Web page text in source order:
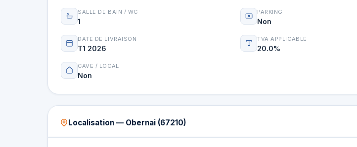
SALLE DE BAIN / WC
1
PARKING
Non
DATE DE LIVRAISON
T1 2026
TVA APPLICABLE
20.0%
CAVE / LOCAL
Non
Localisation — Obernai (67210)